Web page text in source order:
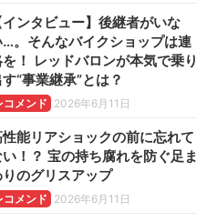
インタビュー】後継者がいな
…。そんなバイクショップは連
！ レッドバロンが本気で乗り
“事業継承”とは？
コメンド 2026年6月11日
能リアショックの前に忘れて
！？ 宝の持ち腐れを防ぐ足ま
のグリスアップ
コメンド 2026年6月11日